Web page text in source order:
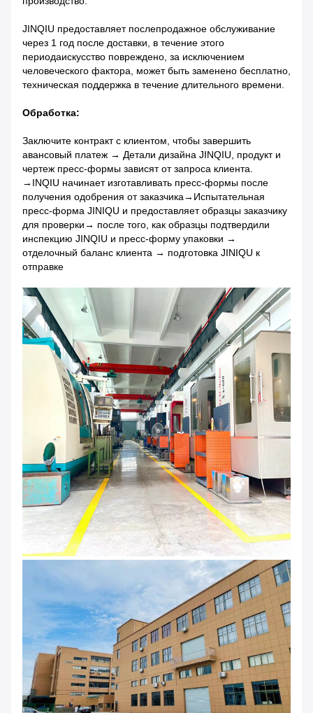
JINQIU предоставляет послепродажное обслуживание
через 1 год после доставки, в течение этого
периодаискусство повреждено, за исключением
человеческого фактора, может быть заменено бесплатно,
техническая поддержка в течение длительного времени.
Обработка:
Заключите контракт с клиентом, чтобы завершить
авансовый платеж → Детали дизайна JINQIU, продукт и
чертеж пресс-формы зависят от запроса клиента.
→INQIU начинает изготавливать пресс-формы после
получения одобрения от заказчика→Испытательная
пресс-форма JINIQU и предоставляет образцы заказчику
для проверки→ после того, как образцы подтвердили
инспекцию JINQIU и пресс-форму упаковки →
отделочный баланс клиента → подготовка JINIQU к
отправке